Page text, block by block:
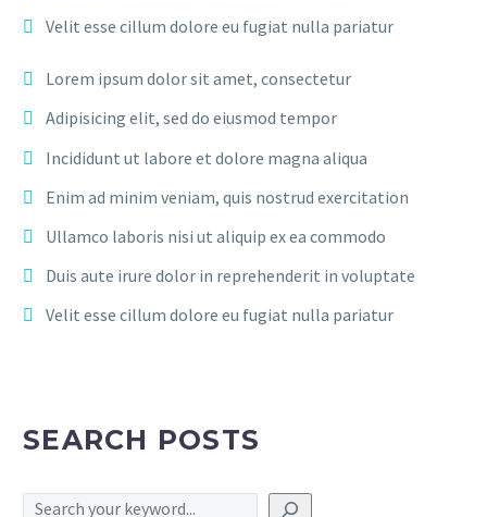
Velit esse cillum dolore eu fugiat nulla pariatur
Lorem ipsum dolor sit amet, consectetur
Adipisicing elit, sed do eiusmod tempor
Incididunt ut labore et dolore magna aliqua
Enim ad minim veniam, quis nostrud exercitation
Ullamco laboris nisi ut aliquip ex ea commodo
Duis aute irure dolor in reprehenderit in voluptate
Velit esse cillum dolore eu fugiat nulla pariatur
SEARCH POSTS
Search